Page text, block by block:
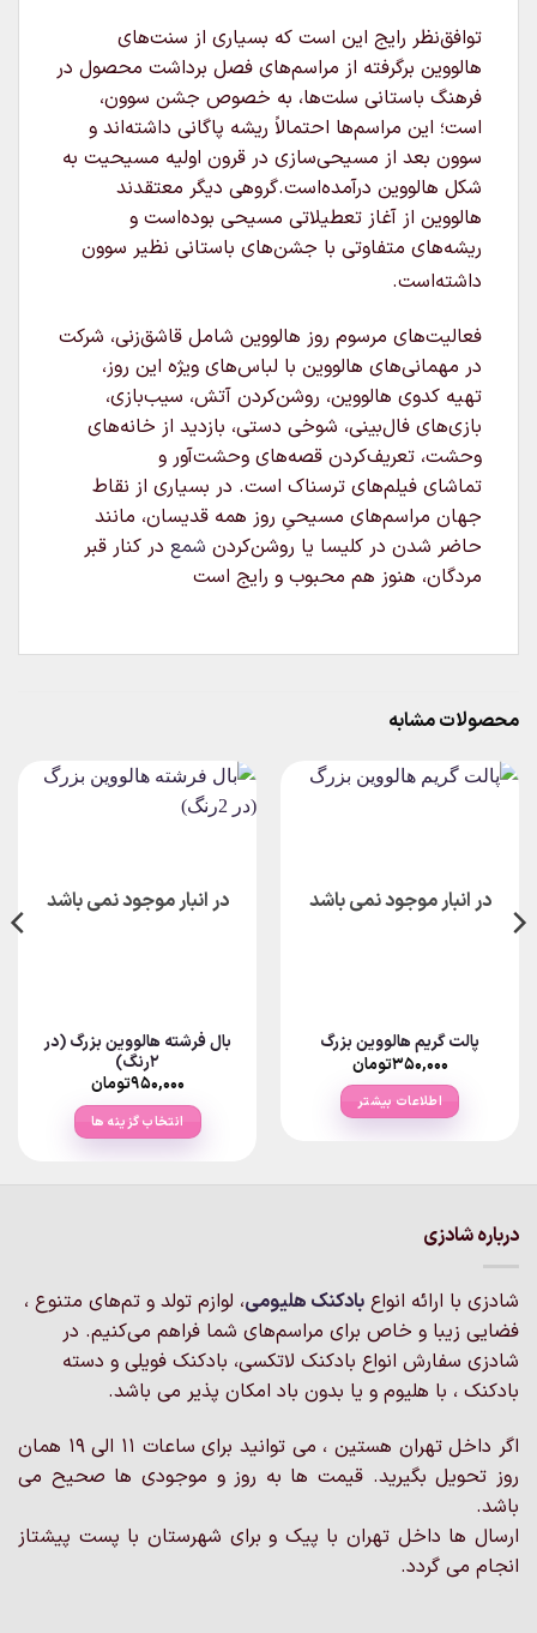
توافق‌نظر رایج این است که بسیاری از سنت‌های
هالووین برگرفته از مراسم‌های فصل برداشت محصول در
فرهنگ باستانی سلت‌ها، به خصوص جشن سوون،
است؛ این مراسم‌ها احتمالاً ریشه پاگانی داشته‌اند و
سوون بعد از مسیحی‌سازی در قرون اولیه مسیحیت به
شکل هالووین درآمده‌است.گروهی دیگر معتقدند
هالووین از آغاز تعطیلاتی مسیحی بوده‌است و
ریشه‌های متفاوتی با جشن‌های باستانی نظیر سوون
داشته‌است.
فعالیت‌های مرسوم روز هالووین شامل قاشق‌زنی، شرکت
در مهمانی‌های هالووین با لباس‌های ویژه این روز،
تهیه کدوی هالووین، روشن‌کردن آتش، سیب‌بازی،
بازی‌های فال‌بینی، شوخی دستی، بازدید از خانه‌های
وحشت، تعریف‌کردن قصه‌های وحشت‌آور و
تماشای فیلم‌های ترسناک است. در بسیاری از نقاط
جهان مراسم‌های مسیحیِ روز همه قدیسان، مانند
حاضر شدن در کلیسا یا روشن‌کردن شمع در کنار قبر
مردگان، هنوز هم محبوب و رایج است
محصولات مشابه
در انبار موجود نمی باشد
پالت گریم هالووین بزرگ
۳۵۰,۰۰۰تومان
اطلاعات بیشتر
در انبار موجود نمی باشد
بال فرشته هالووین بزرگ (در
2رنگ)
۹۵۰,۰۰۰تومان
انتخاب گزینه ها
باشد.
گزینه
ها
ممکن
است
صفحه
محصول
شوند
درباره شادزی
شادزی با ارائه انواع بادکنک‌ هلیومی، لوازم تولد و تم‌های متنوع ،
فضایی زیبا و خاص برای مراسم‌های شما فراهم می‌کنیم. در
شادزی سفارش انواع بادکنک لاتکسی، بادکنک فویلی و دسته
بادکنک ، با هلیوم و یا بدون باد امکان پذیر می باشد.
اگر داخل تهران هستین ، می توانید برای ساعات 11 الی 19 همان
روز تحویل بگیرید. قیمت ها به روز و موجودی ها صحیح می
باشد.
ارسال ها داخل تهران با پیک و برای شهرستان با پست پیشتاز
انجام می گردد.